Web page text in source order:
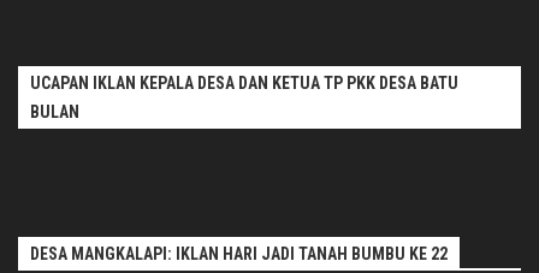
UCAPAN IKLAN KEPALA DESA DAN KETUA TP PKK DESA BATU
BULAN
DESA MANGKALAPI: IKLAN HARI JADI TANAH BUMBU KE 22